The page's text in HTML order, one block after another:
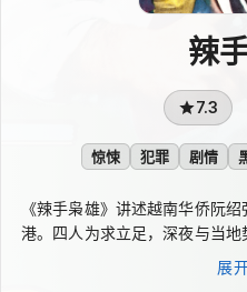
辣
7.3
惊悚 犯罪 剧情
《辣手枭雄》讲述越南华侨阮
港。四人为求立足，深夜与当
莫老大借重他们黑吃黑、贩卖
然，他与董哥情妇江萍相恋，
展